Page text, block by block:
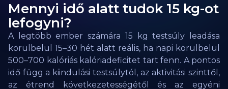
Mennyi idő alatt tudok 15 kg-ot
lefogyni?
A legtöbb ember számára 15 kg testsúly leadása
körülbelül 15–30 hét alatt reális, ha napi körülbelül
500–700 kalóriás kalóriadeficitet tart fenn. A pontos
idő függ a kiindulási testsúlytól, az aktivitási szinttől,
az étrend következetességétől és az egyéni